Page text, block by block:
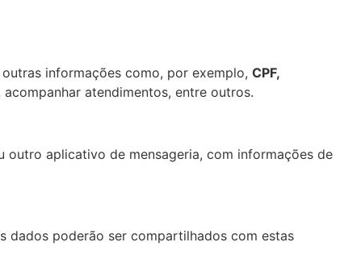
informações como, por exemplo, CPF,
atendimentos, entre outros.
outro aplicativo de mensageria, com informações de
dados poderão ser compartilhados com estas